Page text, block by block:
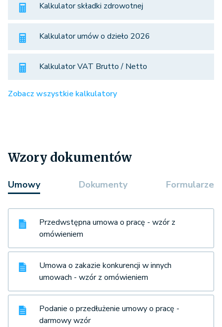
Kalkulator składki zdrowotnej
Kalkulator umów o dzieło 2026
Kalkulator VAT Brutto / Netto
Zobacz wszystkie kalkulatory
Wzory dokumentów
Umowy Dokumenty Formularze
Przedwstępna umowa o pracę - wzór z
omówieniem
Umowa o zakazie konkurencji w innych
umowach - wzór z omówieniem
Podanie o przedłużenie umowy o pracę -
darmowy wzór